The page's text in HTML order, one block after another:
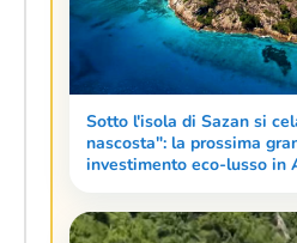
Sotto l'isola di Sazan si
nascosta": la prossima
investimento eco-lusso in